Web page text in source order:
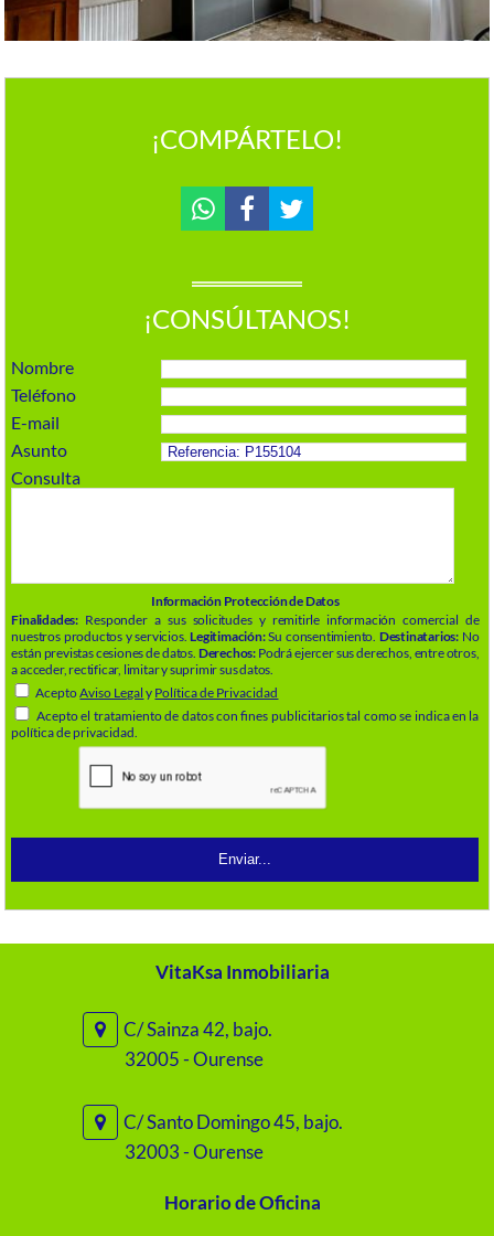
¡COMPÁRTELO!
¡CONSÚLTANOS!
Nombre
Teléfono
E-mail
Asunto
Consulta
Información Protección de Datos
Finalidades: Responder a sus solicitudes y remitirle información comercial de
nuestros productos y servicios.Legitimación:Su consentimiento. Destinatarios:No
están previstas cesiones de datos. Derechos: Podrá ejercer sus derechos, entre otros,
a acceder, rectificar, limitar y suprimir sus datos.
AceptoAviso Legal y Política de Privacidad
Acepto el tratamiento de datos con fines publicitarios tal como se indica en la
política de privacidad.
VitaKsa Inmobiliaria
C/ Sainza 42, bajo.
32005 - Ourense
C/ Santo Domingo 45, bajo.
32003 - Ourense
Horario de Oficina